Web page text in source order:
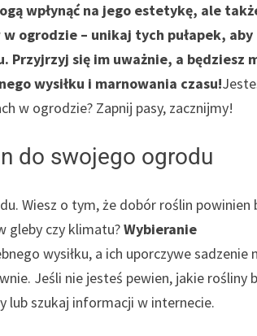
wpłynąć na jego estetykę, ale
ogrodzie – unikaj tych pułapek, aby
Przyjrzyj się im uważnie, a będziesz
wysiłku i marnowania czasu!
w ogrodzie? Zapnij pasy, zacznijmy!
do swojego ogrodu
Wiesz o tym, że dobór roślin powinien
gleby czy klimatu?Wybieranie
wysiłku, a ich uporczywe sadzenie
Jeśli nie jesteś pewien, jakie rośliny
lub szukaj informacji w internecie.